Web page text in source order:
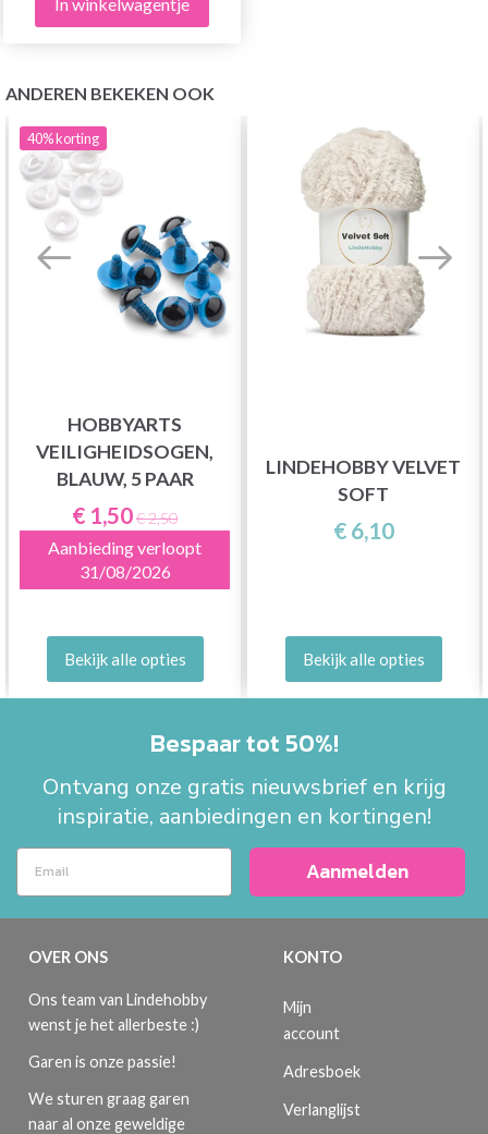
ANDEREN BEKEKEN OOK
40%korting
HOBBYARTS
VEILIGHEIDSOGEN,
BLAUW, 5 PAAR
€ 1,50€ 2,50
Aanbieding verloopt
31/08/2026
Bekijk alle opties
LINDEHOBBY VELVET
SOFT
€ 6,10
Bekijk alle opties
Bespaar tot 50%!
Ontvang onze gratis nieuwsbrief en krijg
inspiratie, aanbiedingen en kortingen!
Aanmelden
OVER ONS
Ons team van Lindehobby
wenst je het allerbeste :)
Garen is onze passie!
We sturen graag garen
naar al onze geweldige
KONTO
Mijn
account
Adresboek
Verlanglijst